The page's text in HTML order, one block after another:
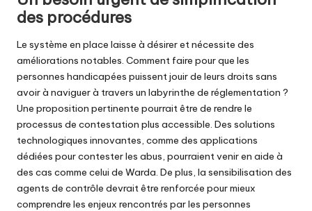
des procédures
Le système en place laisse à désirer et nécessite des
améliorations notables. Comment faire pour que les
personnes handicapées puissent jouir de leurs droits sans
avoir à naviguer à travers un labyrinthe de réglementation ?
Une proposition pertinente pourrait être de rendre le
processus de contestation plus accessible. Des solutions
technologiques innovantes, comme des applications
dédiées pour contester les abus, pourraient venir en aide à
des cas comme celui de Warda. De plus, la sensibilisation des
agents de contrôle devrait être renforcée pour mieux
comprendre les enjeux rencontrés par les personnes